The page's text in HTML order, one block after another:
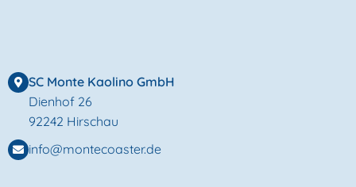
SC Monte Kaolino GmbH
Dienhof 26
92242 Hirschau
info@montecoaster.de